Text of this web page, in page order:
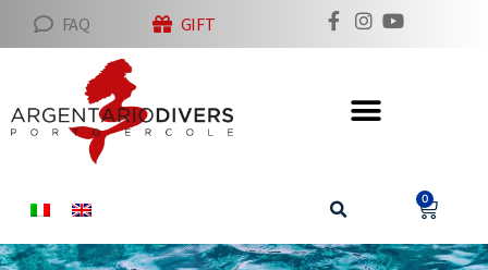
FAQ GIFT
0